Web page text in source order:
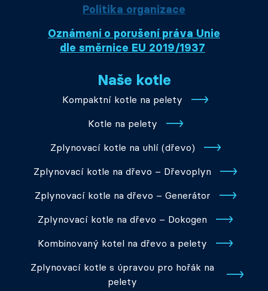
Politika organizace
Oznámení o porušení práva Unie
dle směrnice EU 2019/1937
Naše kotle
Kompaktní kotle na pelety
Kotle na pelety
Zplynovací kotle na uhlí (dřevo)
Zplynovací kotle na dřevo – Dřevoplyn
Zplynovací kotle na dřevo – Generátor
Zplynovací kotle na dřevo – Dokogen
Kombinovaný kotel na dřevo a pelety
Zplynovací kotle s úpravou pro hořák na
pelety